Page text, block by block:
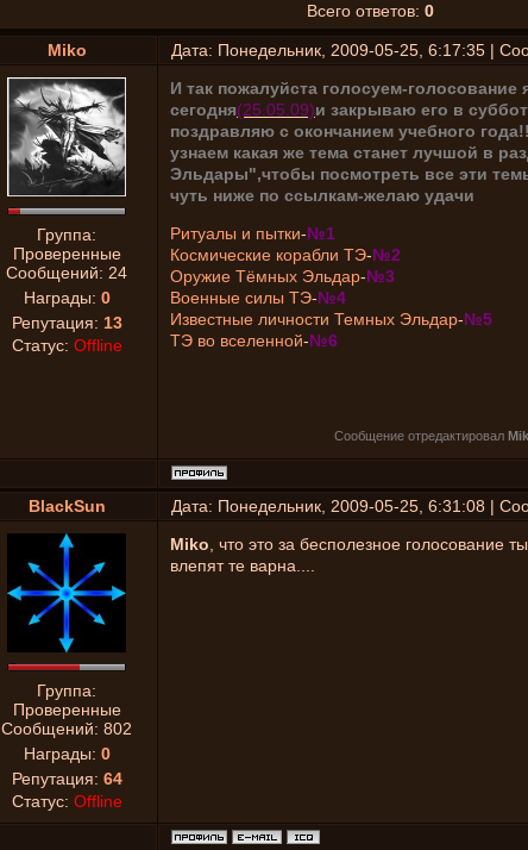
Всего ответов: 0
Miko Дата: Понедельник, 2009-05-25, 6:17:35 |
Группа:
Проверенные
Сообщений: 24
Награды: 0
Репутация: 13
Статус: Offline
И так пожалуйста голосуем-
сегодня(25.05.09)и закрываю его в
поздравляю с окончанием учебного
узнаем какая же тема станет лучшой в
Эльдары",чтобы посмотреть все эти
чуть ниже по ссылкам-желаю удачи
Ритуалы и пытки-№1
Космические корабли ТЭ-№2
Оружие Тёмных Эльдар-№3
Военные силы ТЭ-№4
Известные личности Темных Эльдар-№5
ТЭ во вселенной-№6
Сообщение отредактировал
BlackSun Дата: Понедельник, 2009-05-25, 6:31:08 |
Группа:
Проверенные
Сообщений: 802
Награды: 0
Репутация: 64
Статус: Offline
Miko , что это за бесполезное голосование
влепят те варна....